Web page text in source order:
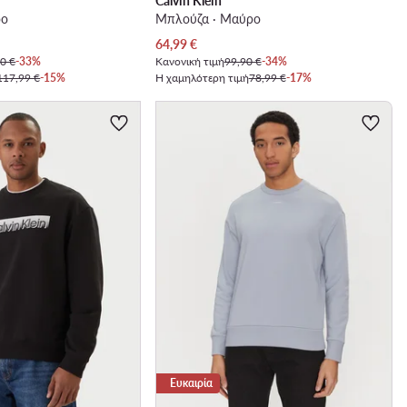
€-33%
€-15%
Μπλούζα · Μαύρο
Τρέχουσα τιμή
64,99€
Κανονική τιμή99,90 €-34%
Η χαμηλότερη τιμή78,99 €-17%
Ευκαιρία